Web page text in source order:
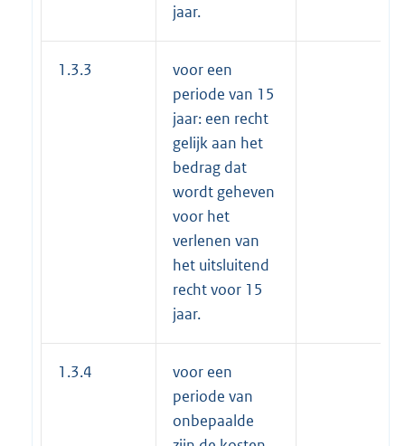
jaar.
1.3.3
voor een
periode van 15
jaar: een recht
gelijk aan het
bedrag dat
wordt geheven
voor het
verlenen van
het uitsluitend
recht voor 15
jaar.
1.3.4
voor een
periode van
onbepaalde